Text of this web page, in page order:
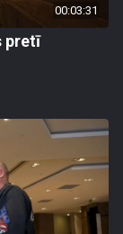
00:03:31
pretī